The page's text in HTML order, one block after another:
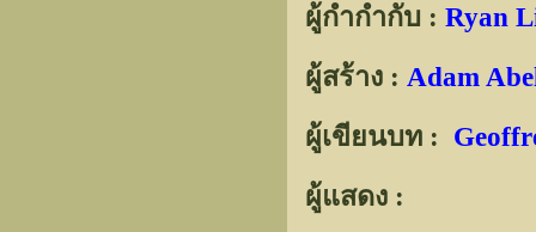
ผู้กำกำกับ : Ryan
ผู้สร้าง : Adam
ผู้เขียนบท :
ผู้แสดง :